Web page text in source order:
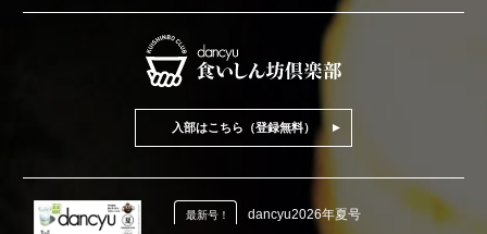
入部はこちら（登録無料）
最新号！ dancyu2026年夏号